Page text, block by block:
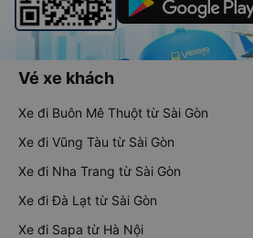
Vé xe khách
Xe đi Buôn Mê Thuột từ Sài Gòn
Xe đi Vũng Tàu từ Sài Gòn
Xe đi Nha Trang từ Sài Gòn
Xe đi Đà Lạt từ Sài Gòn
Xe đi Sapa từ Hà Nội